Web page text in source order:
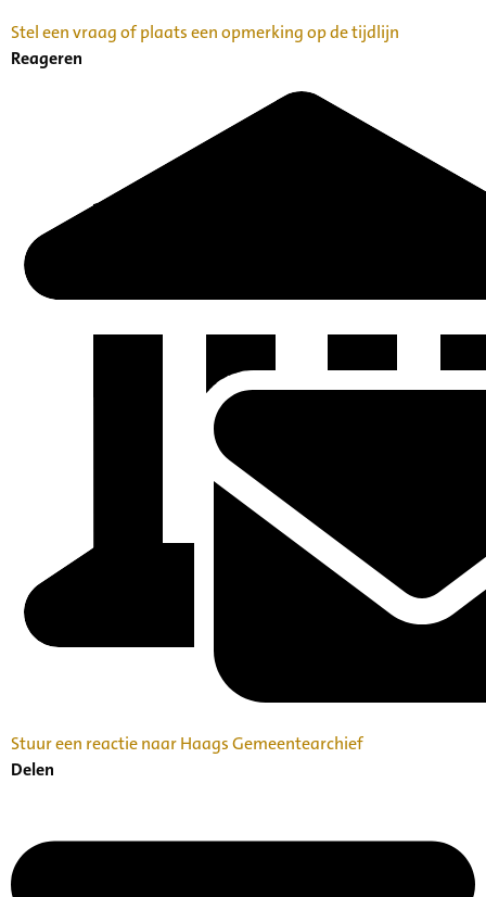
Stel een vraag of plaats een opmerking op de tijdlijn
Reageren
Stuur een reactie naar Haags Gemeentearchief
Delen